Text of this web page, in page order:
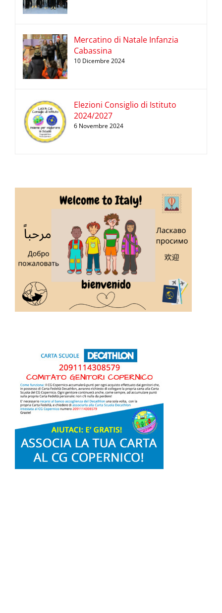
Mercatino di Natale Infanzia
Cabassina
10 Dicembre 2024
Elezioni Consiglio di Istituto
2024/2027
6 Novembre 2024